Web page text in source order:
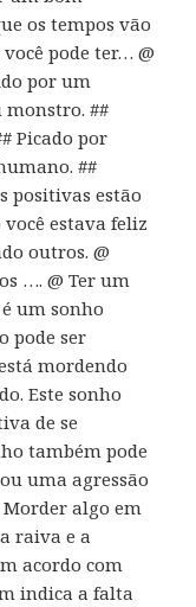
os tempos vão
pode ter… @
por um
monstro. ##
Picado por
##
positivas estão
você estava feliz
outros. @
…. @ Ter um
um sonho
pode ser
mordendo
Este sonho
de se
também pode
uma agressão
Morder algo em
raiva e a
acordo com
indica a falta